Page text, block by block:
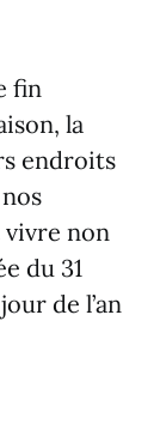
fin
la
endroits
vivre non
du 31
de l’an